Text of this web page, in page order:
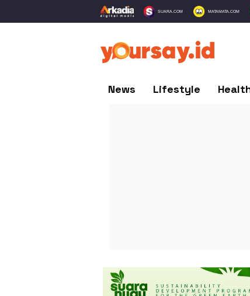
SUARA.COM MATAMATA.COM
News Lifestyle